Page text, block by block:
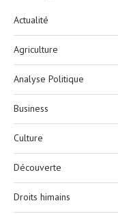
Actualité
Agriculture
Analyse Politique
Business
Culture
Découverte
Droits himains